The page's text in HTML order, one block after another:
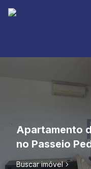
Apartamento
no Passeio
Buscar imóvel